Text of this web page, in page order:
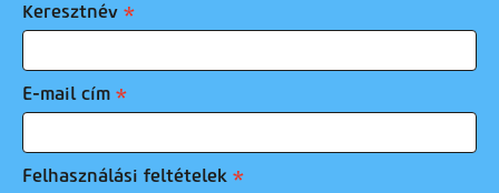
Keresztnév
E-mail cím
Felhasználási feltételek